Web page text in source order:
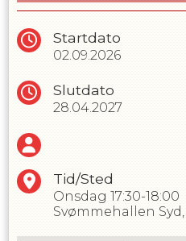
Startdato
02.09.2026
Slutdato
28.04.2027
Tid/Sted
Onsdag 17:30-18:00
Svømmehallen